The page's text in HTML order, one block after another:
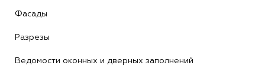
Фасады
Разрезы
Ведомости оконных и дверных заполнений